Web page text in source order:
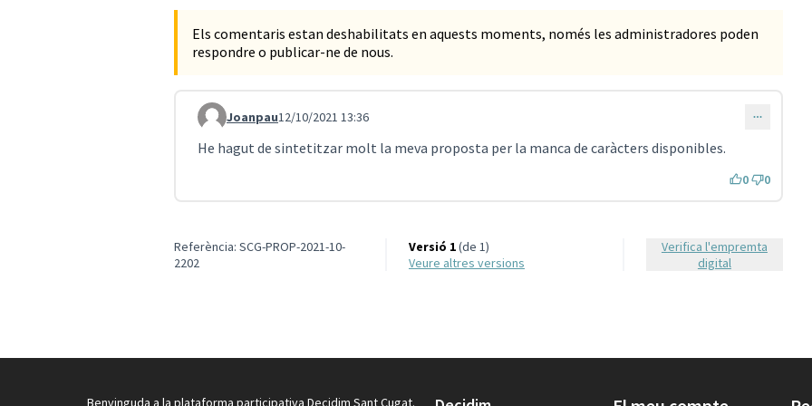
Els comentaris estan deshabilitats en aquests moments, només les administradores poden
respondre o publicar-ne de nous.
Comentari 1045
Joanpau12/10/2021 13:36
He hagut de sintetitzar molt la meva proposta per la manca de caràcters disponibles.
0 0
Referència: SCG-PROP-2021-10-
2202
Versió 1(de 1)
veure altres versions
Verifica l'empremta
digital
Benvinguda a la plataforma participativa Decidim Sant Cugat.